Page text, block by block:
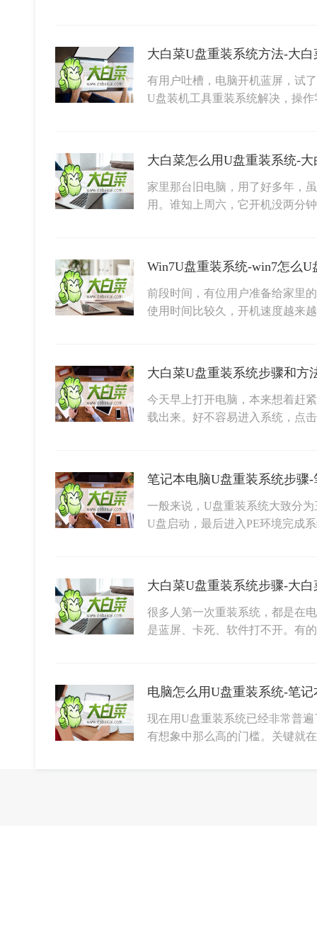
大白菜U盘重装系统方法-大
有用户吐槽，电脑开机蓝屏，试
U盘装机工具重装系统解决，操
大白菜怎么用U盘重装系统-
家里那台旧电脑，用了好多年，
用。谁知上周六，它开机没两分
Win7U盘重装系统-win7怎么U
前段时间，有位用户准备给家里
使用时间比较久，开机速度越来
大白菜U盘重装系统步骤和方
今天早上打开电脑，本来想着赶
载出来。好不容易进入系统，点
一般来说，U盘重装系统大致分
U盘启动，最后进入PE环境完成
大白菜U盘重装系统步骤-大
很多人第一次重装系统，都是在
是蓝屏、卡死、软件打不开。有
电脑怎么用U盘重装系统-笔
现在用U盘重装系统已经非常普
有想象中那么高的门槛。关键就